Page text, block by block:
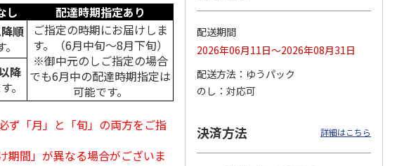
イ
mikiya coffee
『With Flowers』
黄…
2,350円
(送料・税込)
＜お中元＞アイスコ
ーヒーセット
4,320円
スターバックス オ
ヒーギフトＡ【弔事
4.0
（1）
1,580円
(送料・税込)
赤…
し
配達時期指定あり
順
ご指定の時期にお届けしま
す。（6月中旬～8月下旬）
※御中元のしご指定の場合
でも6月中の配達時期指定は
可能です。
降
。
ず「月」と「旬」の両方をご指
間」が異なる場合がございま
配送期間
2026年06月11日～2026年08月31日
配送方法
ゆうパック
のし
対応可
決済方法 詳細はこちら